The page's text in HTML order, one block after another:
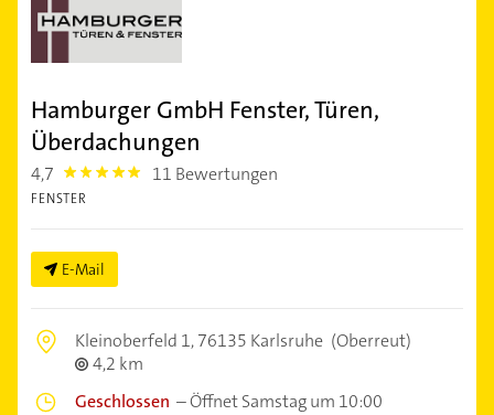
Hamburger GmbH Fenster, Türen,
Überdachungen
4,7 4.7000003 11 Bewertungen
FENSTER
E-Mail
Kleinoberfeld 1,76135 Karlsruhe (Oberreut)
4,2 km
Geschlossen –Öffnet Samstag um 10:00